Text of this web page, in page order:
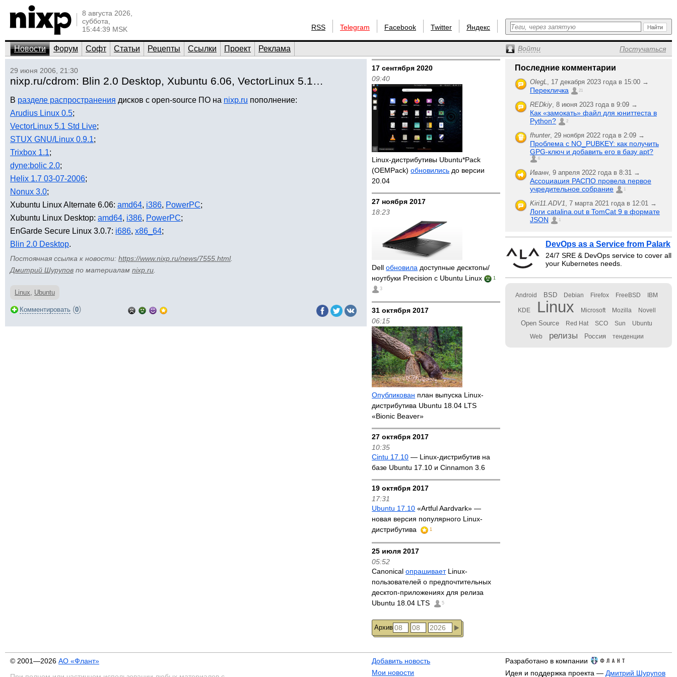
8 августа 2026,
суббота,
15:44:39 MSK
RSS Telegram Facebook Twitter Яндекс
Новости Форум Софт Статьи Рецепты Ссылки Проект Реклама Войти Постучаться
29 июня 2006, 21:30
nixp.ru/cdrom: Blin 2.0 Desktop, Xubuntu 6.06, VectorLinux 5.1…
В разделе распространения дисков с open-source ПО на nixp.ru пополнение:
Arudius Linux 0.5;
VectorLinux 5.1 Std Live;
STUX GNU/Linux 0.9.1;
Trixbox 1.1;
dyne:bolic 2.0;
Helix 1.7 03-07-2006;
Nonux 3.0;
Xubuntu Linux Alternate 6.06: amd64, i386, PowerPC;
Xubuntu Linux Desktop: amd64, i386, PowerPC;
EnGarde Secure Linux 3.0.7: i686, x86_64;
Blin 2.0 Desktop.
Постоянная ссылка к новости: https://www.nixp.ru/news/7555.html.
Дмитрий Шурупов по материалам nixp.ru
Linux, Ubuntu
Комментировать (0)
17 сентября 2020
09:40
Linux-дистрибутивы Ubuntu*Pack
(OEMPack)обновились до версии
20.04
27 ноября 2017
18:23
Dellобновила доступные десктопы/
ноутбуки Precision с Ubuntu Linux
1
3
31 октября 2017
06:15
Опубликован план выпуска Linux-
дистрибутива Ubuntu 18.04 LTS
«Bionic Beaver»
27 октября 2017
10:35
Cintu 17.10 — Linux-дистрибутив на
базе Ubuntu 17.10 и Cinnamon 3.6
19 октября 2017
17:31
Ubuntu 17.10 «Artful Aardvark» ­—
новая версия популярного Linux-
дистрибутива
1
25 июля 2017
05:52
CanonicalопрашиваетLinux-
пользователей о предпочтительных
десктоп-приложениях для релиза
Ubuntu 18.04 LTS
5
Архив
Последние комментарии
OlegL, 17 декабря 2023 года в 15:00 →
Перекличка 21
REDkiy, 8 июня 2023 года в 9:09 →
Как «замокать» файл для юниттеста в
Python?
2
fhunter, 29 ноября 2022 года в 2:09 →
Проблема с NO_PUBKEY: как получить
GPG-ключ и добавить его в базу apt?
6
Иванн, 9 апреля 2022 года в 8:31 →
Ассоциация РАСПО провела первое
учредительное собрание
1
Kiri11.ADV1, 7 марта 2021 года в 12:01 →
Логи catalina.out в TomCat 9 в формате
JSON
1
DevOps as a Service from Palark
24/7 SRE & DevOps service to cover all
your Kubernetes needs.
Android BSD Debian Firefox FreeBSD IBM
KDE Linux Microsoft Mozilla Novell
Open Source Red Hat SCO Sun Ubuntu
Web релизы Россия тенденции
© 2001—2026 АО «Флант»
Добавить новость
Мои новости
Разработано в компании
Идея и поддержка проекта — Дмитрий Шурупов